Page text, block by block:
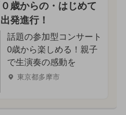
歳からの・はじめて
発進行！
話題の参加型コンサート
0歳から楽しめる！親子
で生演奏の感動を
東京都多摩市